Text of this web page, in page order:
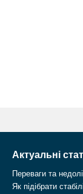
Актуальні
Переваги та
Як підібрати